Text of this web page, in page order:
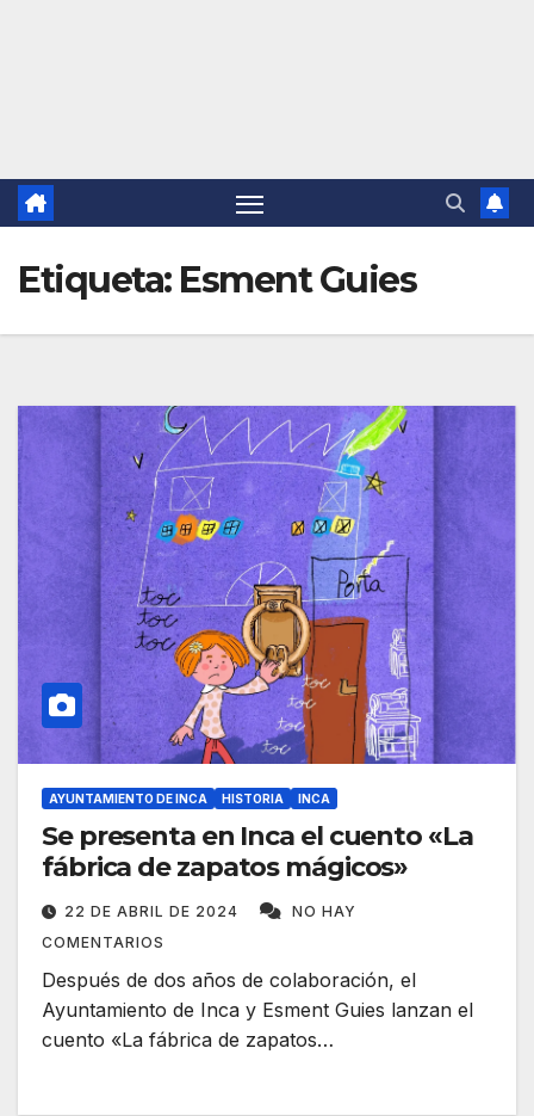
Etiqueta: Esment Guies
AYUNTAMIENTO DE INCA HISTORIA INCA
Se presenta en Inca el cuento «La
fábrica de zapatos mágicos»
22 DE ABRIL DE 2024
NO HAY
COMENTARIOS
Después de dos años de colaboración, el
Ayuntamiento de Inca y Esment Guies lanzan el
cuento «La fábrica de zapatos…